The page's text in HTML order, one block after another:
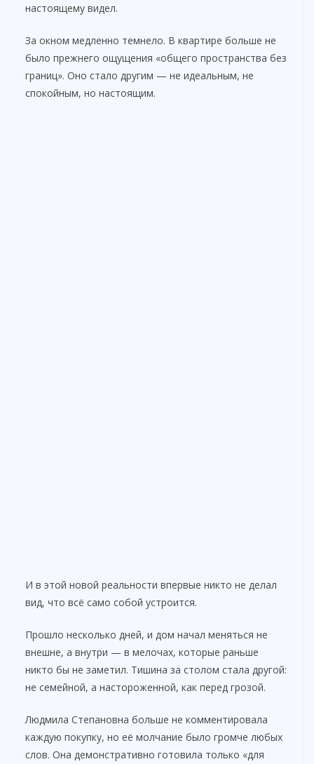
настоящему видел.
За окном медленно темнело. В квартире больше не
было прежнего ощущения «общего пространства без
границ». Оно стало другим — не идеальным, не
спокойным, но настоящим.
И в этой новой реальности впервые никто не делал
вид, что всё само собой устроится.
Прошло несколько дней, и дом начал меняться не
внешне, а внутри — в мелочах, которые раньше
никто бы не заметил. Тишина за столом стала другой:
не семейной, а настороженной, как перед грозой.
Людмила Степановна больше не комментировала
каждую покупку, но её молчание было громче любых
слов. Она демонстративно готовила только «для